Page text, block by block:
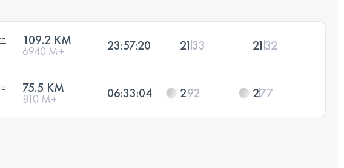
109.2 KM
6940 M+ 23:57:20 2133 2132
75.5 KM
810 M+ 06:33:04 292 277